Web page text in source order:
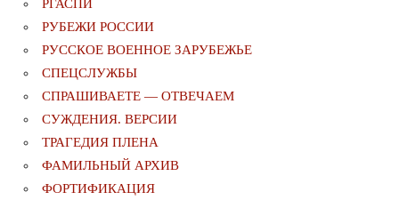
РГАСПИ
РУБЕЖИ РОССИИ
РУССКОЕ ВОЕННОЕ ЗАРУБЕЖЬЕ
СПЕЦСЛУЖБЫ
СПРАШИВАЕТЕ — ОТВЕЧАЕМ
СУЖДЕНИЯ. ВЕРСИИ
ТРАГЕДИЯ ПЛЕНА
ФАМИЛЬНЫЙ АРХИВ
ФОРТИФИКАЦИЯ